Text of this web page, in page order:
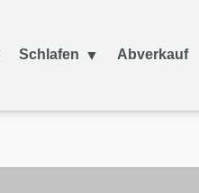
Schlafen Abverkauf